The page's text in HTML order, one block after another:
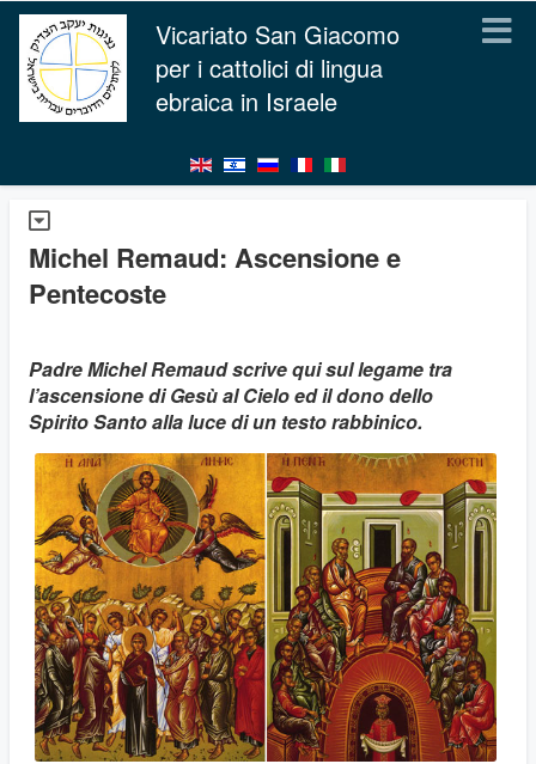
Vicariato San Giacomo
per i cattolici di lingua
ebraica in Israele
Michel Remaud: Ascensione e
Pentecoste
Padre Michel Remaud scrive qui sul legame tra
l’ascensione di Gesù al Cielo ed il dono dello
Spirito Santo alla luce di un testo rabbinico.